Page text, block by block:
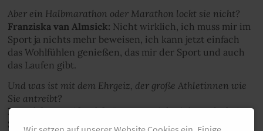
Aber ein Halbmarathon oder Marathon lockt sie nicht?
Franziska van Almsick: Nicht wirklich, ich muss mir im
Sport ja nichts mehr beweisen, ich kann jetzt einfach
das Wohlfühlen genießen, das mir der Sport und auch
das Laufen gibt.
Und was ist mit dem Ehrgeiz, der große Athletinnen wie
Sie antreibt?
Franziska van Almsick:Den muss ich nicht mehr beim
Sport ausleben. Ich schmunzele immer, wenn ich mal